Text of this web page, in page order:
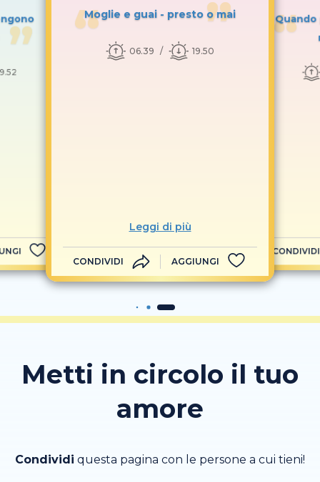
Moglie e guai - presto o mai
06.39 19.50
Leggi di più
CONDIVIDI AGGIUNGI
Quando
CONDIVIDI
Metti in circolo il tuo
amore
Condividi questa pagina con le persone a cui tieni!